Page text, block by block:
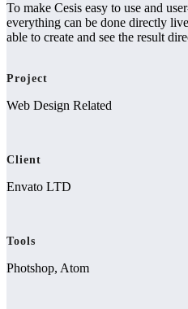
To make Cesis easy to use and
everything can be done directly
able to create and see the result
Project
Web Design Related
Client
Envato LTD
Tools
Photshop, Atom